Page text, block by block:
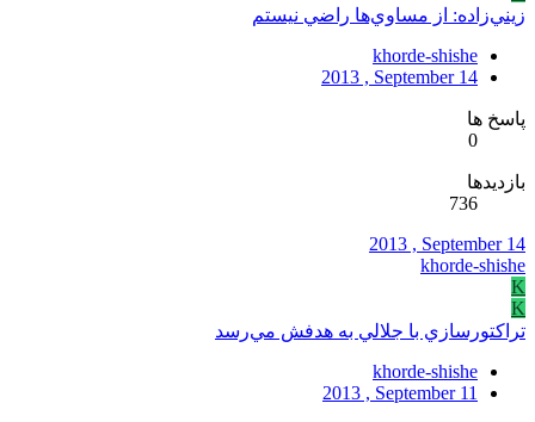
زيني‌زاده: از مساوي‌ها راضي نيستم
khorde-shishe
2013 , September 14
پاسخ ها
0
بازدیدها
736
2013 , September 14
khorde-shishe
K
K
تراکتورسازي با جلالي به هدفش مي‌رسد
khorde-shishe
2013 , September 11